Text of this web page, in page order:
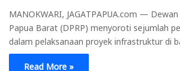
MANOKWARI, JAGATPAPUA.com —
Papua Barat (DPRP) menyoroti sejumlah
dalam pelaksanaan proyek infrastruktur di
Read More »